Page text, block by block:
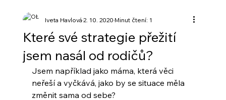
Které své strategie přežití
jsem nasál od rodičů?
Iveta Havlová2. 10. 2020Minut čtení: 1
Jsem například jako máma, která věci
neřeší a vyčkává, jako by se situace měla
změnit sama od sebe?